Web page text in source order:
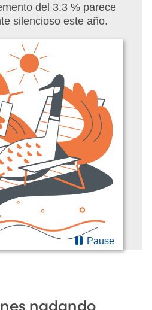
del 3.3 % parece
silencioso este año.
Pause
nadando